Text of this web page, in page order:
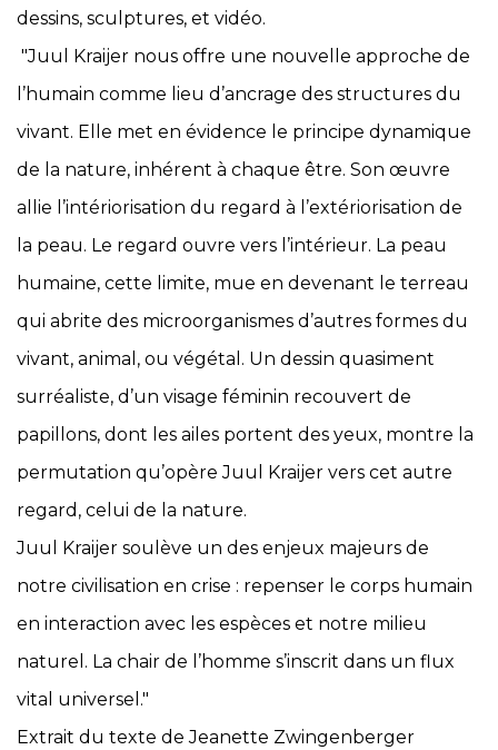
dessins, sculptures, et vidéo.
"Juul Kraijer nous offre une nouvelle approche de
l’humain comme lieu d’ancrage des structures du
vivant. Elle met en évidence le principe dynamique
de la nature, inhérent à chaque être. Son œuvre
allie l’intériorisation du regard à l’extériorisation de
la peau. Le regard ouvre vers l’intérieur. La peau
humaine, cette limite, mue en devenant le terreau
qui abrite des microorganismes d’autres formes du
vivant, animal, ou végétal. Un dessin quasiment
surréaliste, d’un visage féminin recouvert de
papillons, dont les ailes portent des yeux, montre la
permutation qu’opère Juul Kraijer vers cet autre
regard, celui de la nature.
Juul Kraijer soulève un des enjeux majeurs de
notre civilisation en crise : repenser le corps humain
en interaction avec les espèces et notre milieu
naturel. La chair de l’homme s’inscrit dans un flux
vital universel."
Extrait du texte de Jeanette Zwingenberger